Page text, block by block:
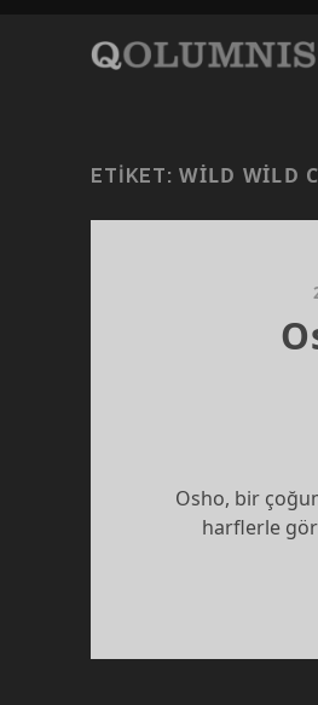
ETIKET:WILD WILD
Osho, bir
harflerle